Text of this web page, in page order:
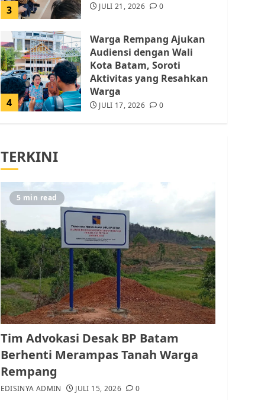
3 JULI 21, 2026 0
4
Warga Rempang Ajukan
Audiensi dengan Wali
Kota Batam, Soroti
Aktivitas yang Resahkan
Warga
JULI 17, 2026 0
5 JULI 15, 2026
1
Pemko Batam Tegaskan
RT dan RW bukan Petugas
Pendataan dan
Pemungutan Pajak
AGUSTUS 1, 2026 0
2
Kader Pajak jadi
Penghubung Pemerintah
dan Masyarakat di
Lingkungan RT/RW
TERKINI
5 min read
Tim Advokasi Desak BP Batam
Berhenti Merampas Tanah Warga
Rempang
EDISINYA ADMIN JULI 15, 2026 0